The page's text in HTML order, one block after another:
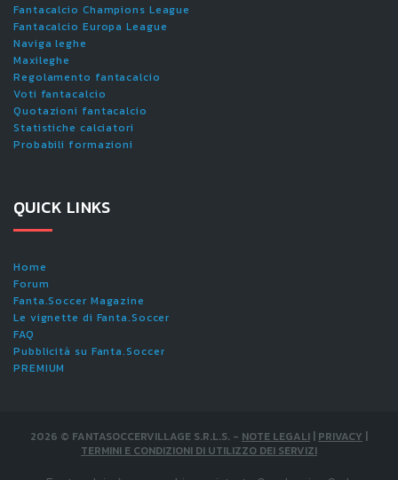
Fantacalcio Champions League
Fantacalcio Europa League
Naviga leghe
Maxileghe
Regolamento fantacalcio
Voti fantacalcio
Quotazioni fantacalcio
Statistiche calciatori
Probabili formazioni
QUICK LINKS
Home
Forum
Fanta.Soccer Magazine
Le vignette di Fanta.Soccer
FAQ
Pubblicità su Fanta.Soccer
PREMIUM
2026 © FANTASOCCERVILLAGE S.R.L.S. - NOTE LEGALI | PRIVACY |
TERMINI E CONDIZIONI DI UTILIZZO DEI SERVIZI